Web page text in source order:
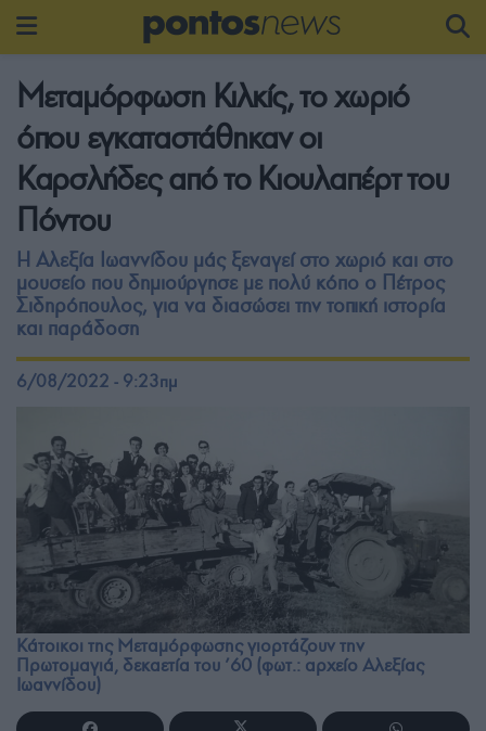
Μεταμόρφωση Κιλκίς, το χωριό
όπου εγκαταστάθηκαν οι
Καρσλήδες από το Κιουλαπέρτ του
Πόντου
Η Αλεξία Ιωαννίδου μάς ξεναγεί στο χωριό και στο
μουσείο που δημιούργησε με πολύ κόπο ο Πέτρος
Σιδηρόπουλος, για να διασώσει την τοπική ιστορία
και παράδοση
6/08/2022 - 9:23πμ
Κάτοικοι της Μεταμόρφωσης γιορτάζουν την
Πρωτομαγιά, δεκαετία του ’60 (φωτ.: αρχείο Αλεξίας
Ιωαννίδου)